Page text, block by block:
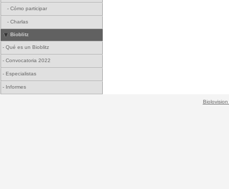
- Cómo participar
- Charlas
Bioblitz
- Qué es un Bioblitz
- Convocatoria 2022
- Especialistas
- Informes
Biolovision